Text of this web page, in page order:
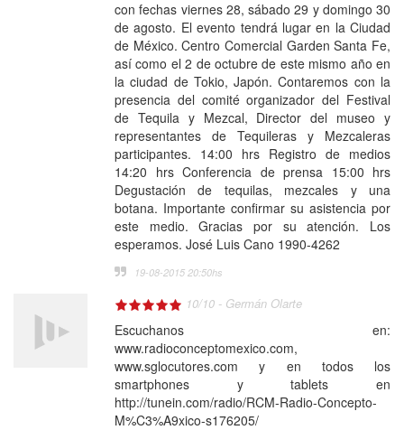
con fechas viernes 28, sábado 29 y domingo 30
de agosto. El evento tendrá lugar en la Ciudad
de México. Centro Comercial Garden Santa Fe,
así como el 2 de octubre de este mismo año en
la ciudad de Tokio, Japón. Contaremos con la
presencia del comité organizador del Festival
de Tequila y Mezcal, Director del museo y
representantes de Tequileras y Mezcaleras
participantes. 14:00 hrs Registro de medios
14:20 hrs Conferencia de prensa 15:00 hrs
Degustación de tequilas, mezcales y una
botana. Importante confirmar su asistencia por
este medio. Gracias por su atención. Los
esperamos. José Luis Cano 1990-4262
19-08-2015 20:50hs
10/10 - Germán Olarte
Escuchanos en:
www.radioconceptomexico.com,
www.sglocutores.com y en todos los
smartphones y tablets en
http://tunein.com/radio/RCM-Radio-Concepto-
M%C3%A9xico-s176205/